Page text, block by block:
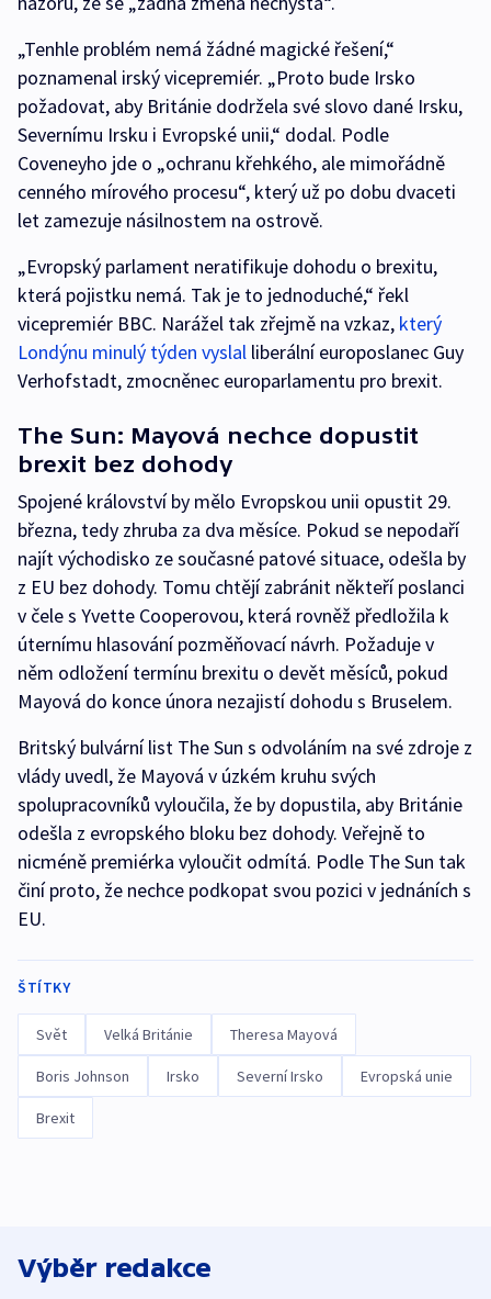
„Tenhle problém nemá žádné magické řešení,“
poznamenal irský vicepremiér. „Proto bude Irsko
požadovat, aby Británie dodržela své slovo dané Irsku,
Severnímu Irsku i Evropské unii,“ dodal. Podle
Coveneyho jde o „ochranu křehkého, ale mimořádně
cenného mírového procesu“, který už po dobu dvaceti
let zamezuje násilnostem na ostrově.
„Evropský parlament neratifikuje dohodu o brexitu,
která pojistku nemá. Tak je to jednoduché,“ řekl
vicepremiér BBC. Narážel tak zřejmě na vzkaz, který
Londýnu minulý týden vyslal liberální europoslanec Guy
Verhofstadt, zmocněnec europarlamentu pro brexit.
The Sun: Mayová nechce dopustit
brexit bez dohody
Spojené království by mělo Evropskou unii opustit 29.
března, tedy zhruba za dva měsíce. Pokud se nepodaří
najít východisko ze současné patové situace, odešla by
z EU bez dohody. Tomu chtějí zabránit někteří poslanci
v čele s Yvette Cooperovou, která rovněž předložila k
úternímu hlasování pozměňovací návrh. Požaduje v
něm odložení termínu brexitu o devět měsíců, pokud
Mayová do konce února nezajistí dohodu s Bruselem.
Britský bulvární list The Sun s odvoláním na své zdroje z
vlády uvedl, že Mayová v úzkém kruhu svých
spolupracovníků vyloučila, že by dopustila, aby Británie
odešla z evropského bloku bez dohody. Veřejně to
nicméně premiérka vyloučit odmítá. Podle The Sun tak
činí proto, že nechce podkopat svou pozici v jednáních s
EU.
ŠTÍTKY
Svět Velká Británie Theresa Mayová
Boris Johnson Irsko Severní Irsko Evropská unie
Brexit
Výběr redakce